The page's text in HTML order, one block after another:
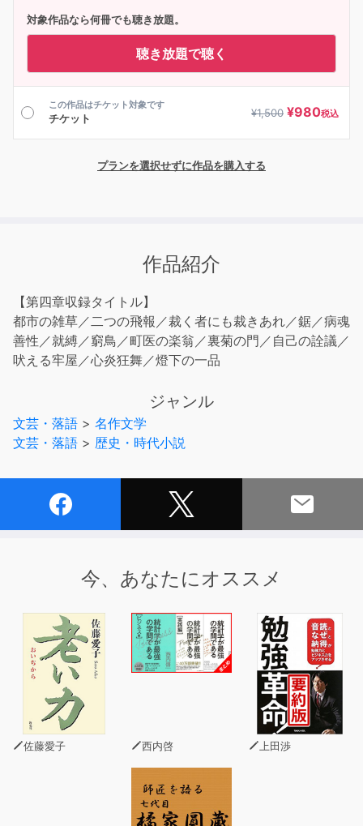
対象作品なら何冊でも聴き放題。
聴き放題で聴く
この作品はチケット対象です
チケット ¥1,500 ¥980税込
プランを選択せずに作品を購入する
作品紹介
【第四章収録タイトル】
都市の雑草／二つの飛報／裁く者にも裁きあれ／鋸／病魂
善性／就縛／窮鳥／町医の楽翁／裏菊の門／自己の詮議／
吠える牢屋／心炎狂舞／燈下の一品
ジャンル
文芸・落語 > 名作文学
文芸・落語 > 歴史・時代小説
今、あなたにオススメ
佐藤愛子 西内啓 上田渉